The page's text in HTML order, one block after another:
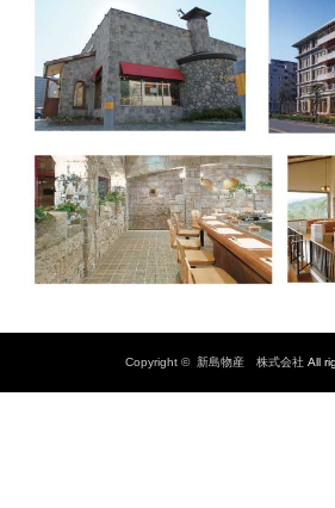
Copyright © 新島物産 株式会社 All